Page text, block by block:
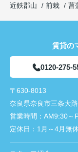
近鉄郡山
前栽 菖
賃貸の
0120-275-
〒630-8013
奈良県奈良市三条大
営業時間： AM9:30～
定休日： 1月～4月無